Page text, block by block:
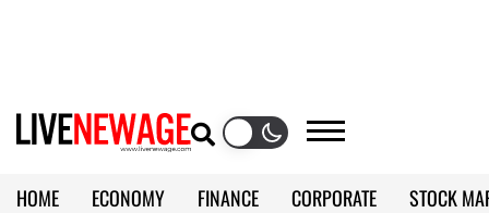
HOME ECONOMY FINANCE CORPORATE
STOCK